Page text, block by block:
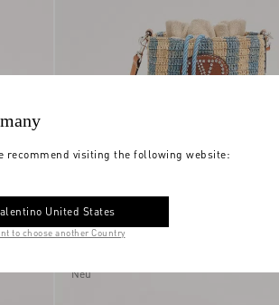
Valentino Garavani Kleine Bucket Bag
Aus Gestreiftem Raffiabast
Neu
recommend visiting the following website:
United States
to choose another Country